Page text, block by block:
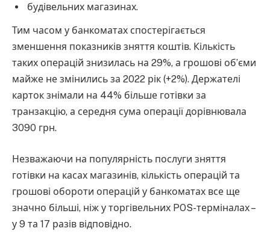
будівельних магазинах.
Тим часом у банкоматах спостерігається
зменшення показників зняття коштів. Кількість
таких операцій знизилась на 29%, а грошові об’єми
майже не змінились за 2022 рік (+2%). Держателі
карток знімали на 44% більше готівки за
транзакцію, а середня сума операції дорівнювала
3090 грн.
Незважаючи на популярність послуги зняття
готівки на касах магазинів, кількість операцій та
грошові обороти операцій у банкоматах все ще
значно більші, ніж у торгівельних POS-терміналах –
у 9 та 17 разів відповідно.